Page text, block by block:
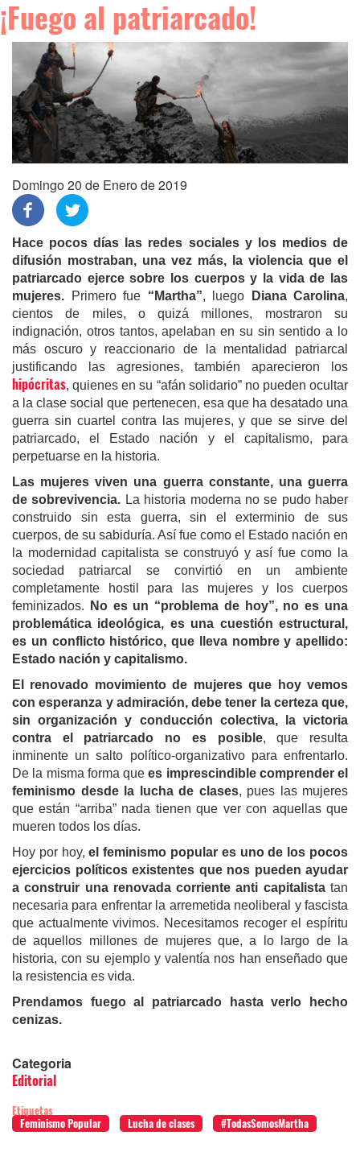
¡Fuego al patriarcado!
Domingo 20 de Enero de 2019
Hace pocos días las redes sociales y los medios de
difusión mostraban, una vez más, la violencia que el
patriarcado ejerce sobre los cuerpos y la vida de las
mujeres. Primero fue “Martha”, luego Diana Carolina,
cientos de miles, o quizá millones, mostraron su
indignación, otros tantos, apelaban en su sin sentido a lo
más oscuro y reaccionario de la mentalidad patriarcal
justificando las agresiones, también aparecieron los
hipócritas, quienes en su “afán solidario” no pueden ocultar
a la clase social que pertenecen, esa que ha desatado una
guerra sin cuartel contra las mujeres, y que se sirve del
patriarcado, el Estado nación y el capitalismo, para
perpetuarse en la historia.
Las mujeres viven una guerra constante, una guerra
de sobrevivencia. La historia moderna no se pudo haber
construido sin esta guerra, sin el exterminio de sus
cuerpos, de su sabiduría. Así fue como el Estado nación en
la modernidad capitalista se construyó y así fue como la
sociedad patriarcal se convirtió en un ambiente
completamente hostil para las mujeres y los cuerpos
feminizados. No es un “problema de hoy”, no es una
problemática ideológica, es una cuestión estructural,
es un conflicto histórico, que lleva nombre y apellido:
Estado nación y capitalismo.
El renovado movimiento de mujeres que hoy vemos
con esperanza y admiración, debe tener la certeza que,
sin organización y conducción colectiva, la victoria
contra el patriarcado no es posible, que resulta
inminente un salto político-organizativo para enfrentarlo.
De la misma forma quees imprescindible comprender el
feminismo desde la lucha de clases, pues las mujeres
que están “arriba” nada tienen que ver con aquellas que
mueren todos los días.
Hoy por hoy,el feminismo popular es uno de los pocos
ejercicios políticos existentes que nos pueden ayudar
a construir una renovada corriente anti capitalistatan
necesaria para enfrentar la arremetida neoliberal y fascista
que actualmente vivimos. Necesitamos recoger el espíritu
de aquellos millones de mujeres que, a lo largo de la
historia, con su ejemplo y valentía nos han enseñado que
la resistencia es vida.
Prendamos fuego al patriarcado hasta verlo hecho
cenizas.
Categoria
Editorial
Etiquetas
Feminismo Popular
Lucha de clases #TodasSomosMartha